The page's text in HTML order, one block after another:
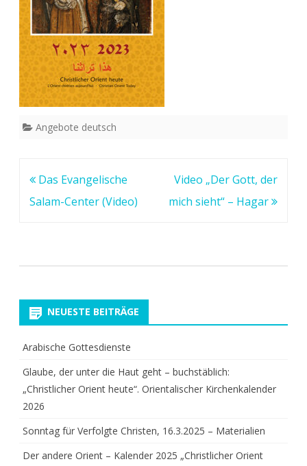
Angebote deutsch
Beitragsnavigation
Das Evangelische
Salam-Center (Video)
Video „Der Gott, der
mich sieht“ – Hagar
NEUESTE BEITRÄGE
Arabische Gottesdienste
Glaube, der unter die Haut geht – buchstäblich:
„Christlicher Orient heute“. Orientalischer Kirchenkalender
2026
Sonntag für Verfolgte Christen, 16.3.2025 – Materialien
Der andere Orient – Kalender 2025 „Christlicher Orient